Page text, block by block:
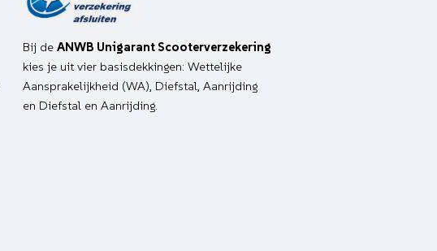
Bij de ANWB Unigarant Scooterverzekering
kies je uit vier basisdekkingen: Wettelijke
Aansprakelijkheid (WA), Diefstal, Aanrijding
en Diefstal en Aanrijding.